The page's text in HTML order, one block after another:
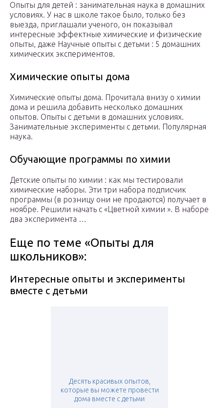
Опыты для детей : занимательная наука в домашних
условиях. У нас в школе такое было, только без
выезда, приглашали ученого, он показывал
интересные эффектные химические и физические
опыты, даже Научные опыты с детьми : 5 домашних
химических экспериментов.
Химические опыты дома
Химические опыты дома. Прочитала внизу о химии
дома и решила добавить несколько домашних
опытов. Опыты с детьми в домашних условиях.
Занимательные эксперименты с детьми. Популярная
наука.
Обучающие программы по химии
Детские опыты по химии : как мы тестировали
химические наборы. Эти три набора подписчик
программы (в розницу они не продаются) получает в
ноябре. Решили начать с «Цветной химии ». В наборе
два эксперимента …
Еще по теме «Опыты для
школьников»:
Интересные опыты и эксперименты
вместе с детьми
Десять красивых опытов,
которые вы можете провести
дома вместе с детьми